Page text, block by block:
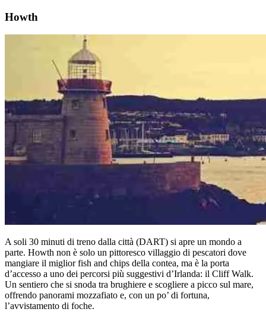
Howth
A soli 30 minuti di treno dalla città (DART) si apre un mondo a
parte. Howth non è solo un pittoresco villaggio di pescatori dove
mangiare il miglior fish and chips della contea, ma è la porta
d’accesso a uno dei percorsi più suggestivi d’Irlanda: il Cliff Walk.
Un sentiero che si snoda tra brughiere e scogliere a picco sul mare,
offrendo panorami mozzafiato e, con un po’ di fortuna,
l’avvistamento di foche.